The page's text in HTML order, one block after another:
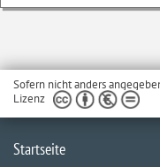
Sofern nicht anders
Lizenz
Startseite